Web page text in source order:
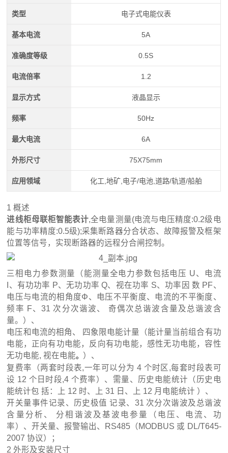
类型 电子式电能仪表
基本电流 5A
准确度等级 0.5S
电流倍率 1.2
显示方式 液晶显示
频率 50Hz
最大电流 6A
外形尺寸 75X75mm
应用领域 化工,地矿,电子/电池,道路/轨道/船舶
1 概述
进线柜母联柜智能表计,全电量测量(电流与电压精度:0.2级电
能与功率精度:0.5级);采集断路器分合状态、故障报警及框架
位置等信号，实现断路器的远程分合闸控制。
三相电力参数测量（能测量全电力参数包括电压 U、电流
I、有功功率 P、无功功率 Q、视在功率 S、功率因 数 PF、
电压与电流的相角度Φ、电压不平衡度、电流的不平衡度、
频率 F、31 次分次谐波、 奇偶次总谐波含量及总谐波含
量。）、
电压和电流的相角、 四象限电能计量（能计量当前组合有功
电能，正向有功电能，反向有功电能，感性无功电能，容性
无功电能, 视在电能。 ）、
复费率（两套时段表,一年可以分为 4 个时区,每套时段表可
设 12 个日时段,4 个费率）、需量、历史电能统计（ 历史电
能统计包括：上 12 时、上 31 日、上 12 月电能统计 ）、
开关量事件记录、历史极值 记录、31 次分次谐波及总谐波
含量分析、 分相谐波及基波电参量（电压、电流、功
率）、开关量、报警输出、RS485（MODBUS 或 DL/T645-
2007 协议）；
2 外形及安装尺寸